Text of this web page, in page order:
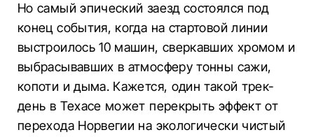
Но самый эпический заезд состоялся под
конец события, когда на стартовой линии
выстроилось 10 машин, сверкавших хромом и
выбрасывавших в атмосферу тонны сажи,
копоти и дыма. Кажется, один такой трек-
день в Техасе может перекрыть эффект от
перехода Норвегии на экологически чистый